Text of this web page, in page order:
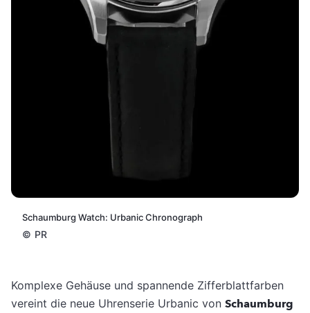
Schaumburg Watch: Urbanic Chronograph
© PR
Komplexe Gehäuse und spannende Zifferblattfarben
vereint die neue Uhrenserie Urbanic von Schaumburg